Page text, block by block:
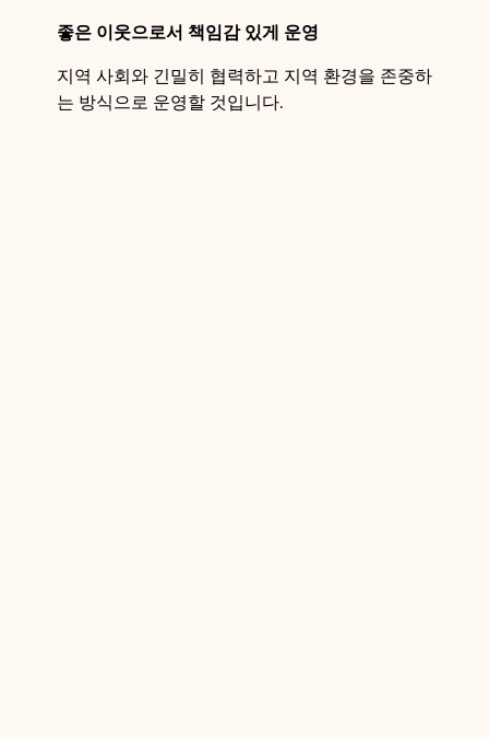
좋은 이웃으로서 책임감 있게 운영
지역 사회와 긴밀히 협력하고 지역 환경을 존중하
는 방식으로 운영할 것입니다.